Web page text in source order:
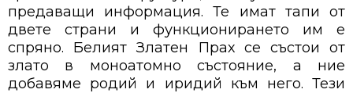
предаващи информация. Те имат тапи от
двете страни и функционирането им е
спряно. Белият Златен Прах се състои от
злато в моноатомно състояние, а ние
добавяме родий и иридий към него. Тези